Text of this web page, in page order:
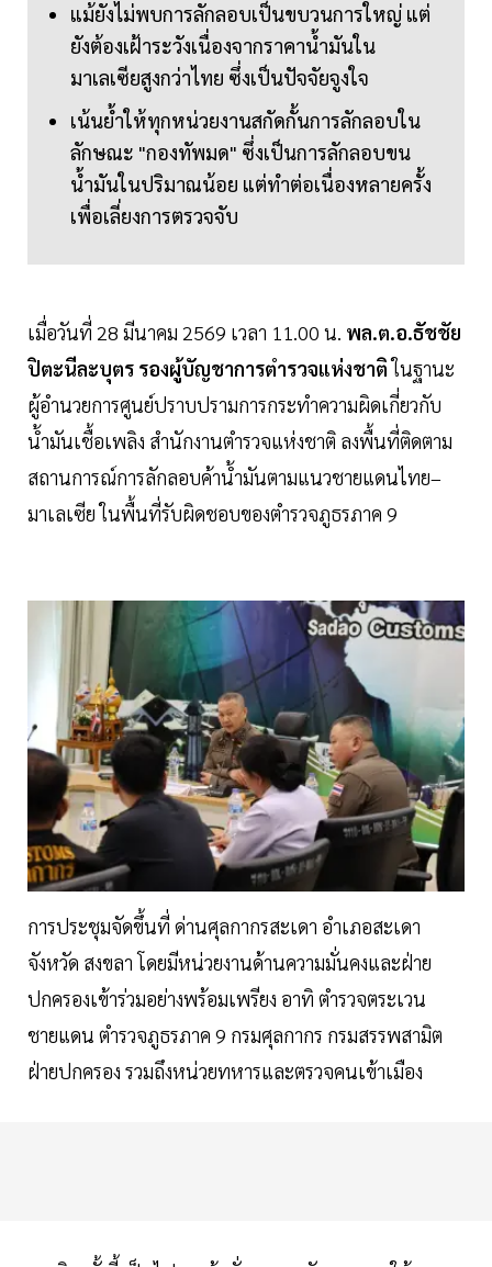
แม้ยังไม่พบการลักลอบเป็นขบวนการใหญ่ แต่
ยังต้องเฝ้าระวังเนื่องจากราคาน้ำมันใน
มาเลเซียสูงกว่าไทย ซึ่งเป็นปัจจัยจูงใจ
เน้นย้ำให้ทุกหน่วยงานสกัดกั้นการลักลอบใน
ลักษณะ "กองทัพมด" ซึ่งเป็นการลักลอบขน
น้ำมันในปริมาณน้อย แต่ทำต่อเนื่องหลายครั้ง
เพื่อเลี่ยงการตรวจจับ
เมื่อวันที่ 28 มีนาคม 2569 เวลา 11.00 น. พล.ต.อ.ธัชชัย
ปิตะนีละบุตร รองผู้บัญชาการตำรวจแห่งชาติในฐานะ
ผู้อำนวยการศูนย์ปราบปรามการกระทำความผิดเกี่ยวกับ
น้ำมันเชื้อเพลิง สำนักงานตำรวจแห่งชาติ ลงพื้นที่ติดตาม
สถานการณ์การลักลอบค้าน้ำมันตามแนวชายแดนไทย–
มาเลเซีย ในพื้นที่รับผิดชอบของตำรวจภูธรภาค 9
การประชุมจัดขึ้นที่ ด่านศุลกากรสะเดา อำเภอสะเดา
จังหวัด สงขลา โดยมีหน่วยงานด้านความมั่นคงและฝ่าย
ปกครองเข้าร่วมอย่างพร้อมเพรียง อาทิ ตำรวจตระเวน
ชายแดน ตำรวจภูธรภาค 9 กรมศุลกากร กรมสรรพสามิต
ฝ่ายปกครอง รวมถึงหน่วยทหารและตรวจคนเข้าเมือง